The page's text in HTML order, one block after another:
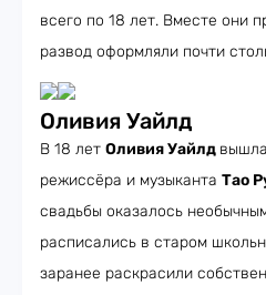
всего по 18 лет. Вместе они
развод оформляли почти
Оливия Уайлд
В 18 лет Оливия Уайлд
режиссёра и музыканта Тао
свадьбы оказалось
расписались в старом
заранее раскрасили